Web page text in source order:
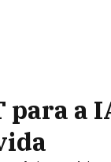
para a